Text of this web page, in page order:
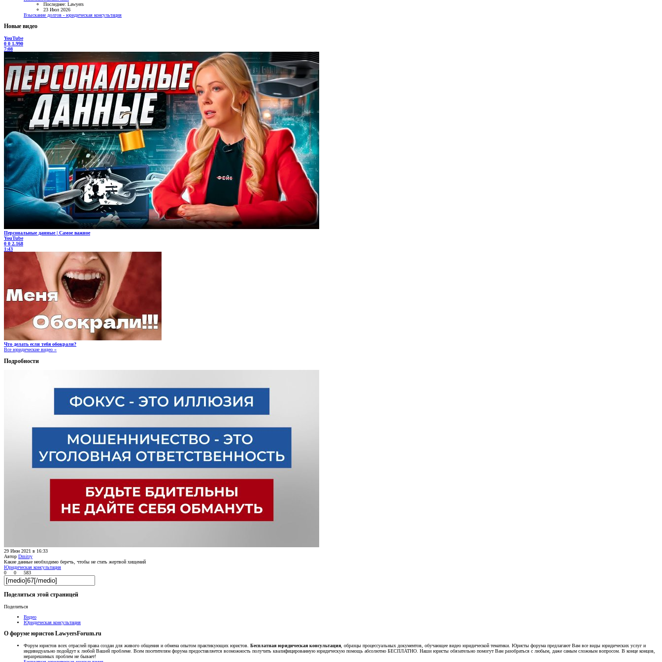
Последнее: Lawyers
23 Июл 2026
Взыскание долгов - юридическая консультация
Новые видео
YouTube
0 0 1.990
7:08
Персональные данные | Самое важное
YouTube
0 0 2.168
1:43
Что делать если тебя обокрали?
Все юридические видео »
Подробности
29 Июн 2021 в 16:33
Автор Dmitry
Какие данные необходимо беречь, чтобы не стать жертвой хищений
Юридическая консультация
0 0 583
Поделиться этой страницей
Поделиться
Видео
Юридическая консультация
О форуме юристов LawyersForum.ru
Форум юристов всех отраслей права создан для живого общения и обмена опытом практикующих юристов. Бесплатная юридическая консультация , образцы процессуальных документов, обучающее видео юридической тематики. Юристы форума предлагают Вам все виды юридических услуг и
индивидуально подойдут к любой Вашей проблеме. Всем посетителям форума предоставляется возможность получить квалифицированную юридическую помощь абсолютно БЕСПЛАТНО. Наши юристы обязательно помогут Вам разобраться с любым, даже самым сложным вопросом. В конце концов,
неразрешимых проблем не бывает!